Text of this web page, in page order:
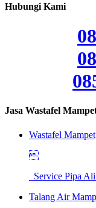
Hubungi Kami
Jasa Wastafel
Wastafel Mampet

Service Pipa
Talang Air